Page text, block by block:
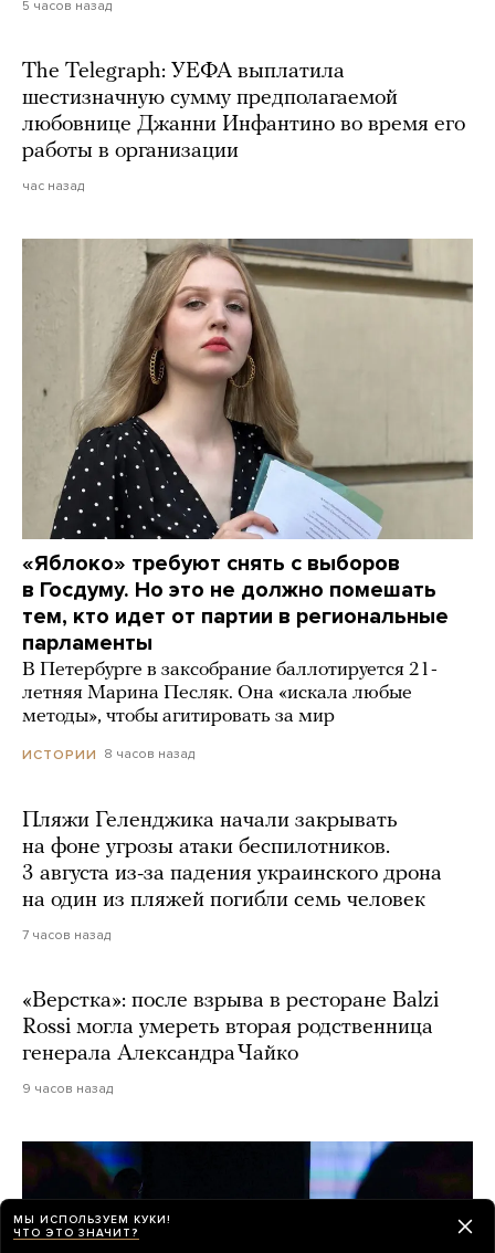
5 часов назад
The Telegraph: УЕФА выплатила
шестизначную сумму предполагаемой
любовнице Джанни Инфантино во время его
работы в организации
час назад
«Яблоко» требуют снять с выборов
в Госдуму. Но это не должно помешать
тем, кто идет от партии в региональные
парламенты
В Петербурге в заксобрание баллотируется 21-
летняя Марина Песляк. Она «искала любые
методы», чтобы агитировать за мир
ИСТОРИИ 8 часов назад
Пляжи Геленджика начали закрывать
на фоне угрозы атаки беспилотников.
3 августа из-за падения украинского дрона
на один из пляжей погибли семь человек
7 часов назад
«Верстка»: после взрыва в ресторане Balzi
Rossi могла умереть вторая родственница
генерала Александра Чайко
9 часов назад
МЫ ИСПОЛЬЗУЕМ КУКИ!
ЧТО ЭТО ЗНАЧИТ?